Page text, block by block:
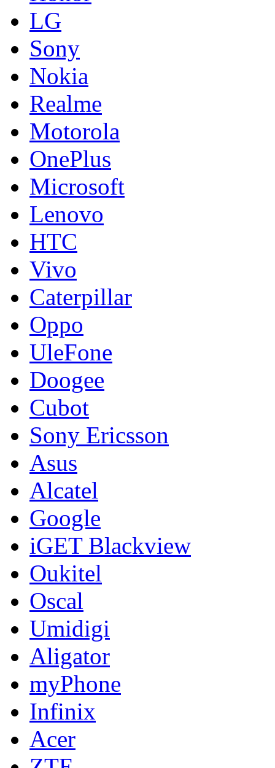
LG
Sony
Nokia
Realme
Motorola
OnePlus
Microsoft
Lenovo
HTC
Vivo
Caterpillar
Oppo
UleFone
Doogee
Cubot
Sony Ericsson
Asus
Alcatel
Google
iGET Blackview
Oukitel
Oscal
Umidigi
Aligator
myPhone
Infinix
Acer